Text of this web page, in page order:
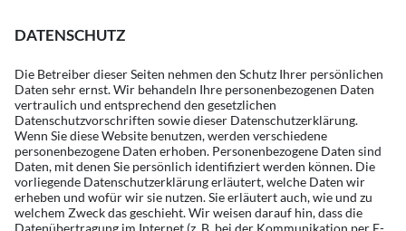
DATENSCHUTZ
Die Betreiber dieser Seiten nehmen den Schutz Ihrer persönlichen
Daten sehr ernst. Wir behandeln Ihre personenbezogenen Daten
vertraulich und entsprechend den gesetzlichen
Datenschutzvorschriften sowie dieser Datenschutzerklärung.
Wenn Sie diese Website benutzen, werden verschiedene
personenbezogene Daten erhoben. Personenbezogene Daten sind
Daten, mit denen Sie persönlich identifiziert werden können. Die
vorliegende Datenschutzerklärung erläutert, welche Daten wir
erheben und wofür wir sie nutzen. Sie erläutert auch, wie und zu
welchem Zweck das geschieht. Wir weisen darauf hin, dass die
Datenübertragung im Internet (z. B. bei der Kommunikation per E-